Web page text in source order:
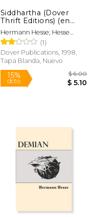
Siddhartha (Dover
Thrift Editions) (en
Inglés)
Hermann Hesse; Hesse
Hermann
(1)
Dover Publications, 1998,
Tapa Blanda, Nuevo
15%
Rápido